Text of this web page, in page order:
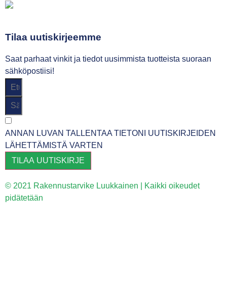
Tilaa uutiskirjeemme
Saat parhaat vinkit ja tiedot uusimmista tuotteista suoraan
sähköpostiisi!
ANNAN LUVAN TALLENTAA TIETONI UUTISKIRJEIDEN
LÄHETTÄMISTÄ VARTEN
TILAA UUTISKIRJE
© 2021 Rakennustarvike Luukkainen | Kaikki oikeudet
pidätetään